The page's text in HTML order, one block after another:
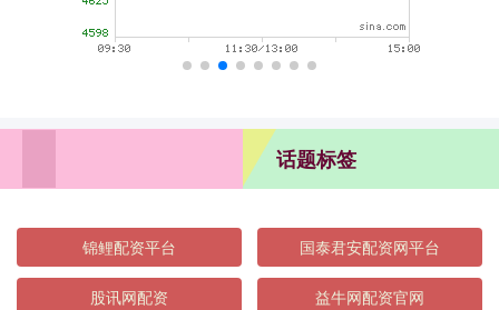
话题标签
锦鲤配资平台 国泰君安配资网平台
股讯网配资 益牛网配资官网